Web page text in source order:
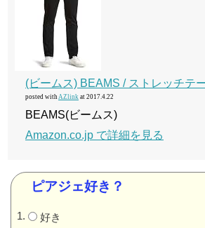
(ビームス) BEAMS / ストレッチテ
posted withAZlink at 2017.4.22
BEAMS(ビームス)
Amazon.co.jp で詳細を見る
ピアジェ好き？
好き